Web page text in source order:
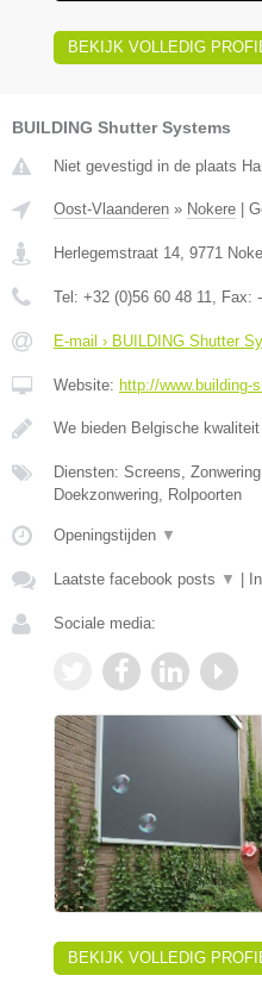
BEKIJK VOLLEDIG
BUILDING Shutter Systems
Niet gevestigd in de plaats
Oost-Vlaanderen » Nokere
Herlegemstraat 14 9771
Tel: +32 (0)56 60 48 11 , Fax: -
E-mail › BUILDING Shutter
Website: http://www.building-
We bieden Belgische
Diensten: Screens,
Doekzonwering, Rolpoorten
Openingstijden ▼
Laatste facebook posts ▼
Sociale media:
BEKIJK VOLLEDIG